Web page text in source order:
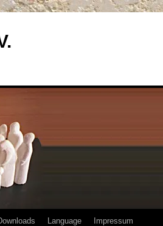
Language Impressum